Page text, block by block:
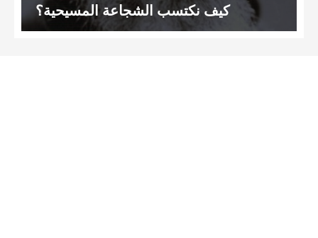
كيف نكتسب الشجاعة المسيحية؟